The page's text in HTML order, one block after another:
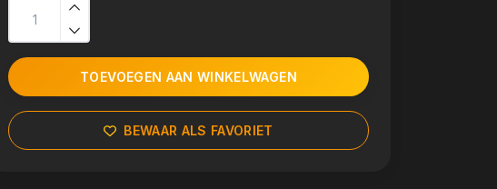
TOEVOEGEN AAN WINKELWAGEN
BEWAAR ALS FAVORIET